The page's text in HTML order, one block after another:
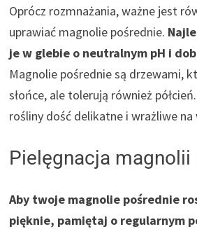
Oprócz rozmnażania, ważne jest
uprawiać magnolie pośrednie.
je w glebie o neutralnym pH i
Magnolie pośrednie są drzewami,
słońce, ale tolerują również
rośliny dość delikatne i wrażliwe
Pielęgnacja magnolii
Aby twoje magnolie pośrednie
pięknie, pamiętaj o regularnym